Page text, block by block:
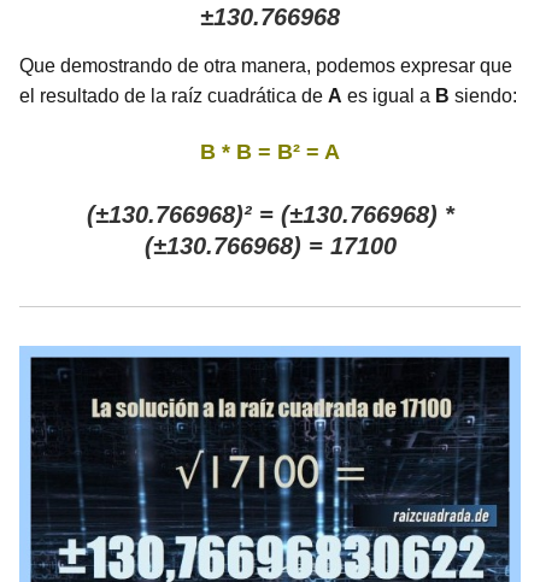
±130.766968
Que demostrando de otra manera, podemos expresar que
el resultado de la raíz cuadrática de A es igual a B siendo:
B * B = B² = A
(±130.766968)² = (±130.766968) *
(±130.766968) = 17100